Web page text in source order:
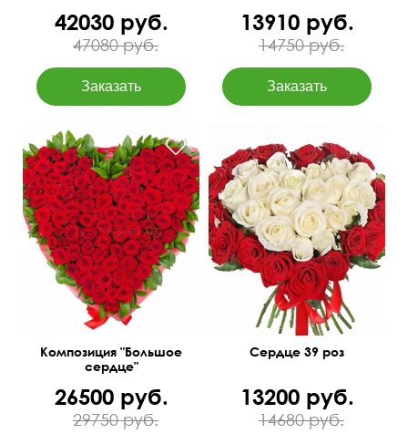
42030 руб.
47080 руб.
13910 руб.
14750 руб.
На оазисе
20 см
50 см
Композиция "Большое
сердце"
26500 руб.
29750 руб.
50 см 40 см
Сердце 39 роз
13200 руб.
14680 руб.